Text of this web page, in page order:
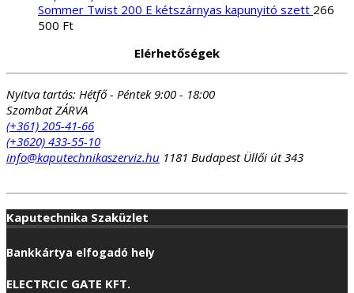
Sommer Twist 200 E kétszárnyas kapunyitó szett 266
500 Ft
Elérhetőségek
Nyitva tartás: Hétfő - Péntek 9:00 - 18:00
Szombat ZÁRVA
(+361) 205-41-66
(+3620) 433-55-10
info@kaputechnikaszerviz.hu 1181 Budapest Üllői út 343
Kaputechnika Szaküzlet
Bankkártya elfogadó hely
ELECTRCIC GATE KFT.